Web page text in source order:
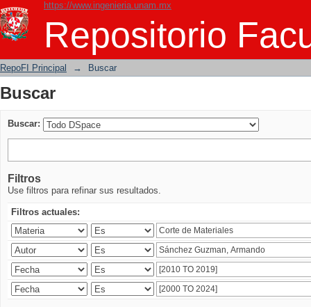
https://www.ingenieria.unam.mx
Repositorio
Buscar
RepoFI Principal → Buscar
Buscar
Buscar:
Filtros
Use filtros para refinar sus resultados.
Filtros actuales: